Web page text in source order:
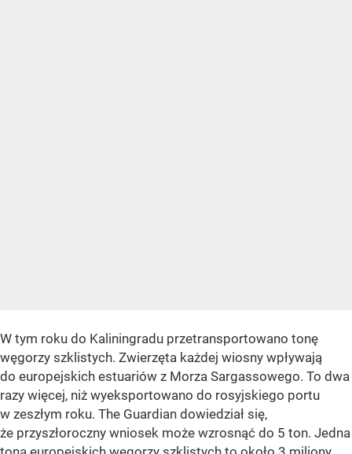
W tym roku do Kaliningradu przetransportowano tonę
węgorzy szklistych. Zwierzęta każdej wiosny wpływają
do europejskich estuariów z Morza Sargassowego. To dwa
razy więcej, niż wyeksportowano do rosyjskiego portu
w zeszłym roku. The Guardian dowiedział się,
że przyszłoroczny wniosek może wzrosnąć do 5 ton. Jedna